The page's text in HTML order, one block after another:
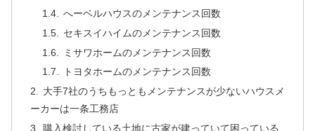
へーベルハウスのメンテナンス回数
セキスイハイムのメンテナンス回数
ミサワホームのメンテナンス回数
トヨタホームのメンテナンス回数
大手7社のうちもっともメンテナンスが少ないハウスメ
ーカーは一条工務店
購入検討している土地に古家が建っていて困っている